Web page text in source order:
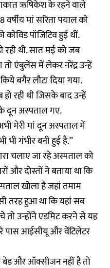
ऋषिकेश के रहने वाले
वर्षीय मां सरिता पयाल को
पॉजिटिव हुई थीं.
रही थी. सात मई को जब
एंबुलेंस में लेकर नरेंद्र उन्हें
बगैर लौटा दिया गया.
हो रही थी जिसके बाद उन्हें
दून अस्पताल गए.
मेरी मां दून अस्पताल में
गंभीर बनी हुई है.’’
चलाए जा रहे अस्पताल को
और दोस्तों ने बताया था कि
खोला है जहां तमाम
तरह हुआ था कि यहां सब
उन्होंने एडमिट करने से यह
पास आईसीयू और वेंटिलेटर
बेड और ऑक्सीजन नहीं है तो